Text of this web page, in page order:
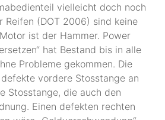
vielleicht doch noch
Reifen (DOT 2006) sind keine
ist der Hammer. Power
hat Bestand bis in alle
Probleme gekommen. Die
vordere Stosstange an
Stosstange, die auch den
Einen defekten rechten